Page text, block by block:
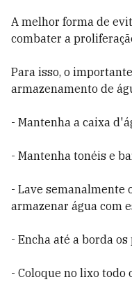
A melhor forma de
combater a
Para isso, o
armazenamento de
- Mantenha a caixa
- Mantenha tonéis e
- Lave semanalmente
armazenar água com
- Encha até a borda
- Coloque no lixo todo